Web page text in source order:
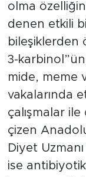
olma
denen etkili
bileşiklerden
3-
mide, meme
vakalarında
çalışmalar
çizen
Diyet
ise antibiyotik